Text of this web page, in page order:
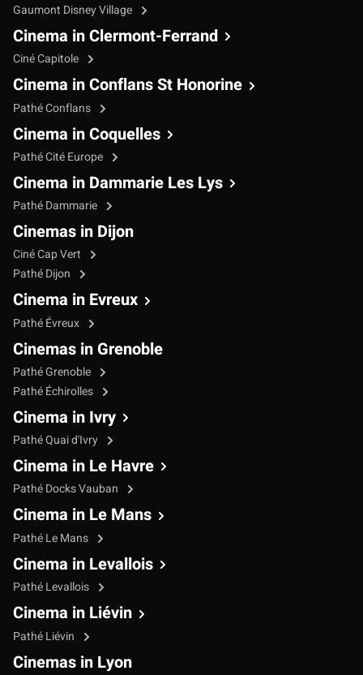
Gaumont Disney Village
Cinema in Clermont-Ferrand
Ciné Capitole
Cinema in Conflans St Honorine
Pathé Conflans
Cinema in Coquelles
Pathé Cité Europe
Cinema in Dammarie Les Lys
Pathé Dammarie
Cinemas in Dijon
Ciné Cap Vert
Pathé Dijon
Cinema in Evreux
Pathé Évreux
Cinemas in Grenoble
Pathé Grenoble
Pathé Échirolles
Cinema in Ivry
Pathé Quai d'Ivry
Cinema in Le Havre
Pathé Docks Vauban
Cinema in Le Mans
Pathé Le Mans
Cinema in Levallois
Pathé Levallois
Cinema in Liévin
Pathé Liévin
Cinemas in Lyon